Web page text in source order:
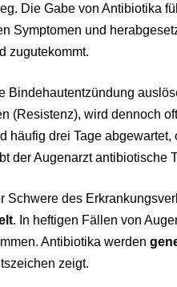
Die Gabe von Antibiotika
Symptomen und
zugutekommt.
Bindehautentzündung
(Resistenz), wird dennoch
häufig drei Tage
der Augenarzt antibiotische
Schwere des
. In heftigen Fällen von
Antibiotika werden
zeigt.